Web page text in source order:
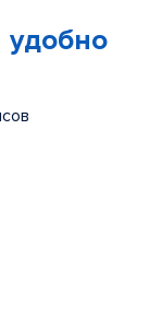
удобно